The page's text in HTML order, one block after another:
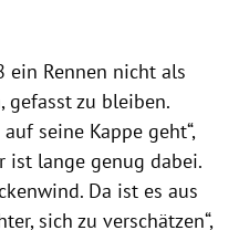
ein Rennen nicht als
gefasst zu bleiben.
seine Kappe geht“,
ist lange genug dabei.
Da ist es aus
sich zu verschätzen“,